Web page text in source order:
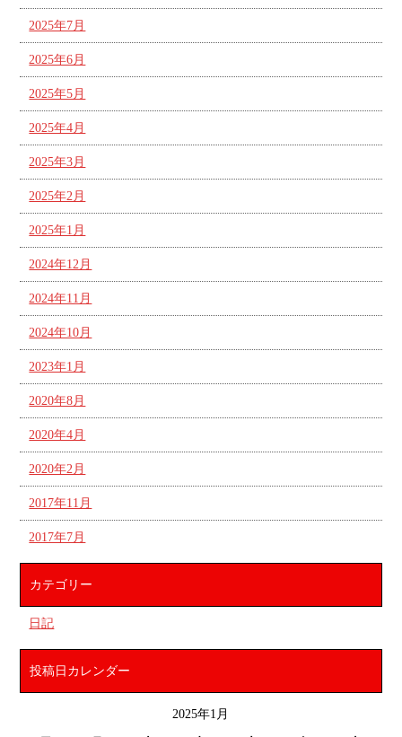
2025年7月
2025年6月
2025年5月
2025年4月
2025年3月
2025年2月
2025年1月
2024年12月
2024年11月
2024年10月
2023年1月
2020年8月
2020年4月
2020年2月
2017年11月
2017年7月
カテゴリー
日記
投稿日カレンダー
2025年1月